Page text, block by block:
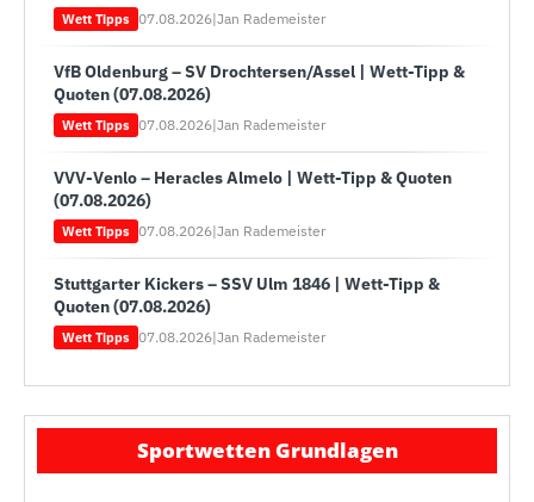
Wett Tipps 07.08.2026|Jan Rademeister
VfB Oldenburg – SV Drochtersen/Assel | Wett-Tipp &
Quoten (07.08.2026)
Wett Tipps 07.08.2026|Jan Rademeister
VVV-Venlo – Heracles Almelo | Wett-Tipp & Quoten
(07.08.2026)
Wett Tipps 07.08.2026|Jan Rademeister
Stuttgarter Kickers – SSV Ulm 1846 | Wett-Tipp &
Quoten (07.08.2026)
Wett Tipps 07.08.2026|Jan Rademeister
Sportwetten Grundlagen